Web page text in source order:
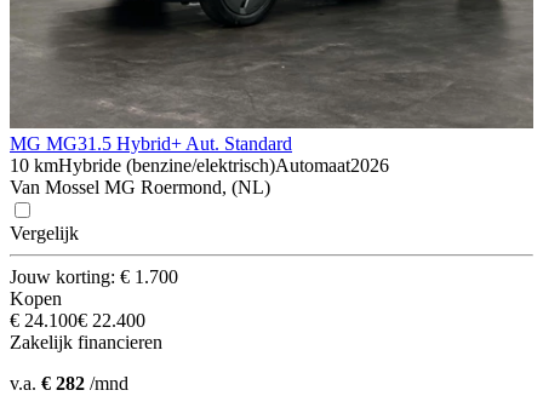
MG MG31.5 Hybrid+ Aut. Standard
10 kmHybride (benzine/elektrisch)Automaat2026
Van Mossel MG Roermond, (NL)
Vergelijk
Jouw korting: € 1.700
Kopen
€ 24.100€ 22.400
Zakelijk financieren
v.a. € 282 /mnd